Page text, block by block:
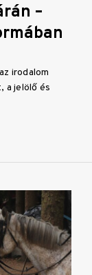
–
irodalom
a jelölő és